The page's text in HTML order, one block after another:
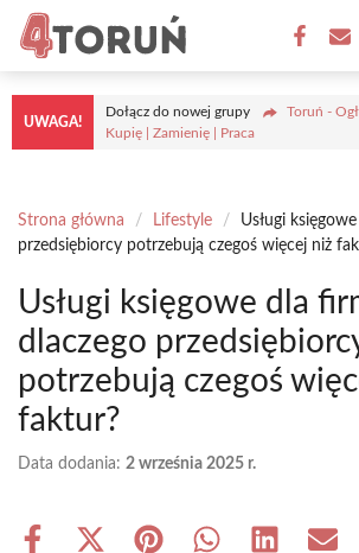
Przejdź
treści
UWAGA!
Dołącz do nowej grupy
Toruń -
Kupię | Zamienię | Praca
Strona główna / Lifestyle /
Usługi
przedsiębiorcy potrzebują czegoś więcej niż
Usługi księgowe dla
dlaczego
potrzebują czegoś
faktur?
Data dodania: 2 września 2025 r.
Share
Share Share Share Share Share